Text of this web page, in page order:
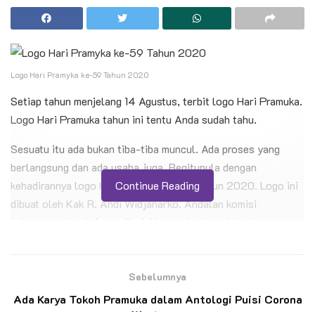
Logo Hari Pramyka ke-59 Tahun 2020
Setiap tahun menjelang 14 Agustus, terbit logo Hari Pramuka.
Logo Hari Pramuka tahun ini tentu Anda sudah tahu.
Sesuatu itu ada bukan tiba-tiba muncul. Ada proses yang
berlangsung dan ada usaha juga. Begitupula dengan
kehadirannya logo Hari Pramuka ke-59 tahun 2020. Logo ini
dibuat oleh Kak R. Andi Widjanarko. Andalan komisi
kehumasan dan Informatika ini bercerita kepada tentang
Continue Reading
Sebelumnya
Ada Karya Tokoh Pramuka dalam Antologi Puisi Corona